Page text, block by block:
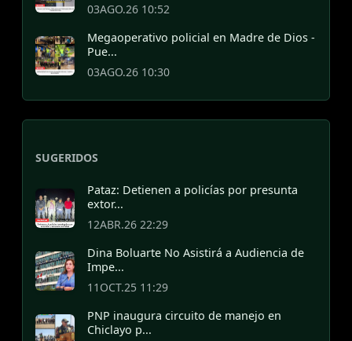
03AGO.26 10:52
Megaoperativo policial en Madre de Dios -
Pue...
03AGO.26 10:30
SUGERIDOS
Pataz: Detienen a policías por presunta
extor...
12ABR.26 22:29
Dina Boluarte No Asistirá a Audiencia de
Impe...
11OCT.25 11:29
PNP inaugura circuito de manejo en
Chiclayo p...